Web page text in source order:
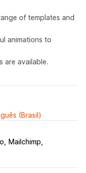
of templates and
animations to
are available.
(Brasil)
Mailchimp